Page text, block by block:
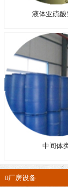
液体亚硫酸
中间体
厂房设备